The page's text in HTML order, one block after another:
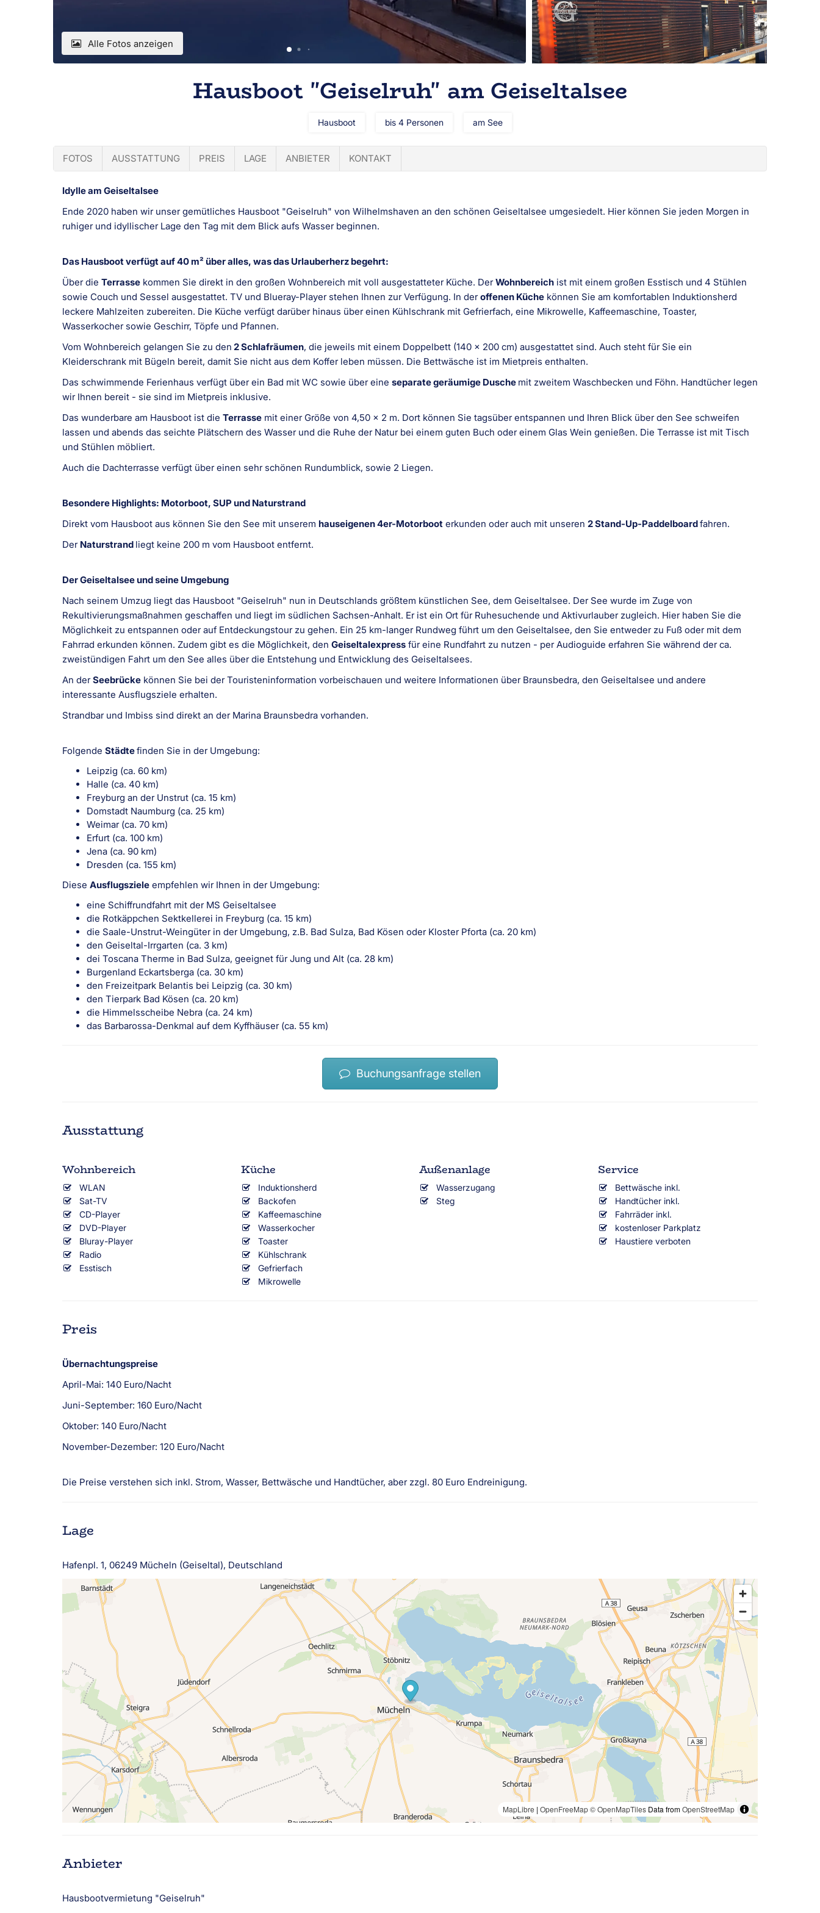
Alle Fotos anzeigen
Hausboot "Geiselruh" am Geiseltalsee
Hausboot bis 4 Personen am See
FOTOS AUSSTATTUNG PREIS LAGE ANBIETER KONTAKT
Idylle am Geiseltalsee
Ende 2020 haben wir unser gemütliches Hausboot "Geiselruh" von Wilhelmshaven an den schönen Geiseltalsee umgesiedelt. Hier können Sie jeden Morgen in
ruhiger und idyllischer Lage den Tag mit dem Blick aufs Wasser beginnen.
Das Hausboot verfügt auf 40 m² über alles, was das Urlauberherz begehrt:
Über die Terrasse kommen Sie direkt in den großen Wohnbereich mit voll ausgestatteter Küche. DerWohnbereich ist mit einem großen Esstisch und 4 Stühlen
sowie Couch und Sessel ausgestattet. TV und Blueray-Player stehen Ihnen zur Verfügung. In deroffenen Küche können Sie am komfortablen Induktionsherd
leckere Mahlzeiten zubereiten. Die Küche verfügt darüber hinaus über einen Kühlschrank mit Gefrierfach, eine Mikrowelle, Kaffeemaschine, Toaster,
Wasserkocher sowie Geschirr, Töpfe und Pfannen.
Vom Wohnbereich gelangen Sie zu den 2 Schlafräumen, die jeweils mit einem Doppelbett (140 x 200 cm) ausgestattet sind. Auch steht für Sie ein
Kleiderschrank mit Bügeln bereit, damit Sie nicht aus dem Koffer leben müssen. Die Bettwäsche ist im Mietpreis enthalten.
Das schwimmende Ferienhaus verfügt über ein Bad mit WC sowie über eine separate geräumige Dusche mit zweitem Waschbecken und Föhn. Handtücher legen
wir Ihnen bereit - sie sind im Mietpreis inklusive.
Das wunderbare am Hausboot ist die Terrasse mit einer Größe von 4,50 x 2 m. Dort können Sie tagsüber entspannen und Ihren Blick über den See schweifen
lassen und abends das seichte Plätschern des Wasser und die Ruhe der Natur bei einem guten Buch oder einem Glas Wein genießen. Die Terrasse ist mit Tisch
und Stühlen möbliert.
Auch die Dachterrasse verfügt über einen sehr schönen Rundumblick, sowie 2 Liegen.
Besondere Highlights: Motorboot, SUP und Naturstrand
Direkt vom Hausboot aus können Sie den See mit unserem hauseigenen 4er-Motorboot erkunden oder auch mit unseren 2 Stand-Up-Paddelboardfahren.
Der Naturstrand liegt keine 200 m vom Hausboot entfernt.
Der Geiseltalsee und seine Umgebung
Nach seinem Umzug liegt das Hausboot "Geiselruh" nun in Deutschlands größtem künstlichen See, dem Geiseltalsee. Der See wurde im Zuge von
Rekultivierungsmaßnahmen geschaffen und liegt im südlichen Sachsen-Anhalt. Er ist ein Ort für Ruhesuchende und Aktivurlauber zugleich. Hier haben Sie die
Möglichkeit zu entspannen oder auf Entdeckungstour zu gehen. Ein 25 km-langer Rundweg führt um den Geiseltalsee, den Sie entweder zu Fuß oder mit dem
Fahrrad erkunden können. Zudem gibt es die Möglichkeit, den Geiseltalexpress für eine Rundfahrt zu nutzen - per Audioguide erfahren Sie während der ca.
zweistündigen Fahrt um den See alles über die Entstehung und Entwicklung des Geiseltalsees.
An derSeebrücke können Sie bei der Touristeninformation vorbeischauen und weitere Informationen über Braunsbedra, den Geiseltalsee und andere
interessante Ausflugsziele erhalten.
Strandbar und Imbiss sind direkt an der Marina Braunsbedra vorhanden.
Folgende Städtefinden Sie in der Umgebung:
Leipzig (ca. 60 km)
Halle (ca. 40 km)
Freyburg an der Unstrut (ca. 15 km)
Domstadt Naumburg (ca. 25 km)
Weimar (ca. 70 km)
Erfurt (ca. 100 km)
Jena (ca. 90 km)
Dresden (ca. 155 km)
Diese Ausflugsziele empfehlen wir Ihnen in der Umgebung:
eine Schiffrundfahrt mit der MS Geiseltalsee
die Rotkäppchen Sektkellerei in Freyburg (ca. 15 km)
die Saale-Unstrut-Weingüter in der Umgebung, z.B. Bad Sulza, Bad Kösen oder Kloster Pforta (ca. 20 km)
den Geiseltal-Irrgarten (ca. 3 km)
dei Toscana Therme in Bad Sulza, geeignet für Jung und Alt (ca. 28 km)
Burgenland Eckartsberga (ca. 30 km)
den Freizeitpark Belantis bei Leipzig (ca. 30 km)
den Tierpark Bad Kösen (ca. 20 km)
die Himmelsscheibe Nebra (ca. 24 km)
das Barbarossa-Denkmal auf dem Kyffhäuser (ca. 55 km)
Buchungsanfrage stellen
Ausstattung
Wohnbereich
WLAN
Sat-TV
CD-Player
DVD-Player
Bluray-Player
Radio
Esstisch
Küche
Induktionsherd
Backofen
Kaffeemaschine
Wasserkocher
Toaster
Kühlschrank
Gefrierfach
Mikrowelle
Außenanlage
Wasserzugang
Steg
Service
Bettwäsche inkl.
Handtücher inkl.
Fahrräder inkl.
kostenloser Parkplatz
Haustiere verboten
Preis
Übernachtungspreise
April-Mai: 140 Euro/Nacht
Juni-September: 160 Euro/Nacht
Oktober: 140 Euro/Nacht
November-Dezember: 120 Euro/Nacht
Die Preise verstehen sich inkl. Strom, Wasser, Bettwäsche und Handtücher, aber zzgl. 80 Euro Endreinigung.
Lage
Hafenpl. 1, 06249 Mücheln (Geiseltal), Deutschland
MapLibre | OpenFreeMap© OpenMapTiles Data fromOpenStreetMap
Anbieter
Hausbootvermietung "Geiselruh"